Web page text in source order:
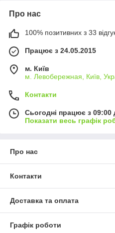
Про нас
100% позитивних з 33
Працює з 24.05.2015
м. Київ
м. Левобережная, Київ,
Контакти
Сьогодні працює з 09:00
Показати весь графік
Про нас
Контакти
Доставка та оплата
Графік роботи